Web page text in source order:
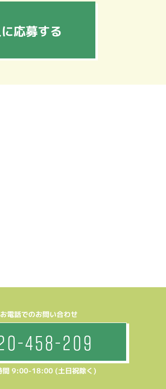
応募する
お電話でのお問い合わせ
458-209
間 9:00-18:00 (土日祝除く)